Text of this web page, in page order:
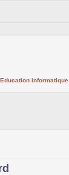
Education informatique